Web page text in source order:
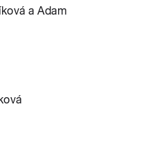
a Adam